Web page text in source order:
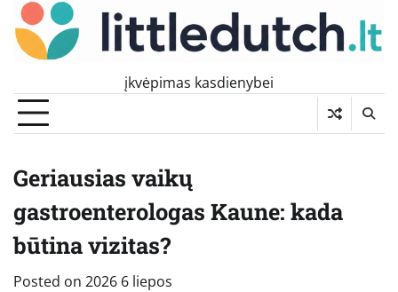
Skip
content
įkvėpimas kasdienybei
Geriausias vaikų
gastroenterologas Kaune: kada
būtina vizitas?
Posted on 2026 6 liepos